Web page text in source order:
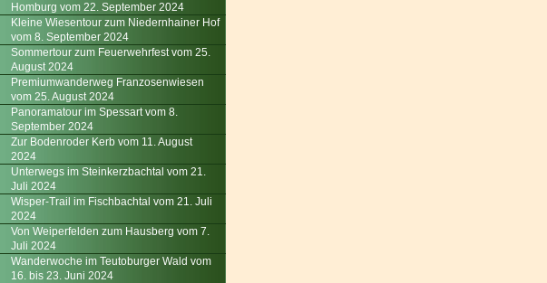
Homburg vom 22. September 2024
Kleine Wiesentour zum Niedernhainer Hof
vom 8. September 2024
Sommertour zum Feuerwehrfest vom 25.
August 2024
Premiumwanderweg Franzosenwiesen
vom 25. August 2024
Panoramatour im Spessart vom 8.
September 2024
Zur Bodenroder Kerb vom 11. August
2024
Unterwegs im Steinkerzbachtal vom 21.
Juli 2024
Wisper-Trail im Fischbachtal vom 21. Juli
2024
Von Weiperfelden zum Hausberg vom 7.
Juli 2024
Wanderwoche im Teutoburger Wald vom
16. bis 23. Juni 2024